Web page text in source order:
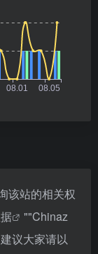
该站的相关权
""Chinaz
议大家请以